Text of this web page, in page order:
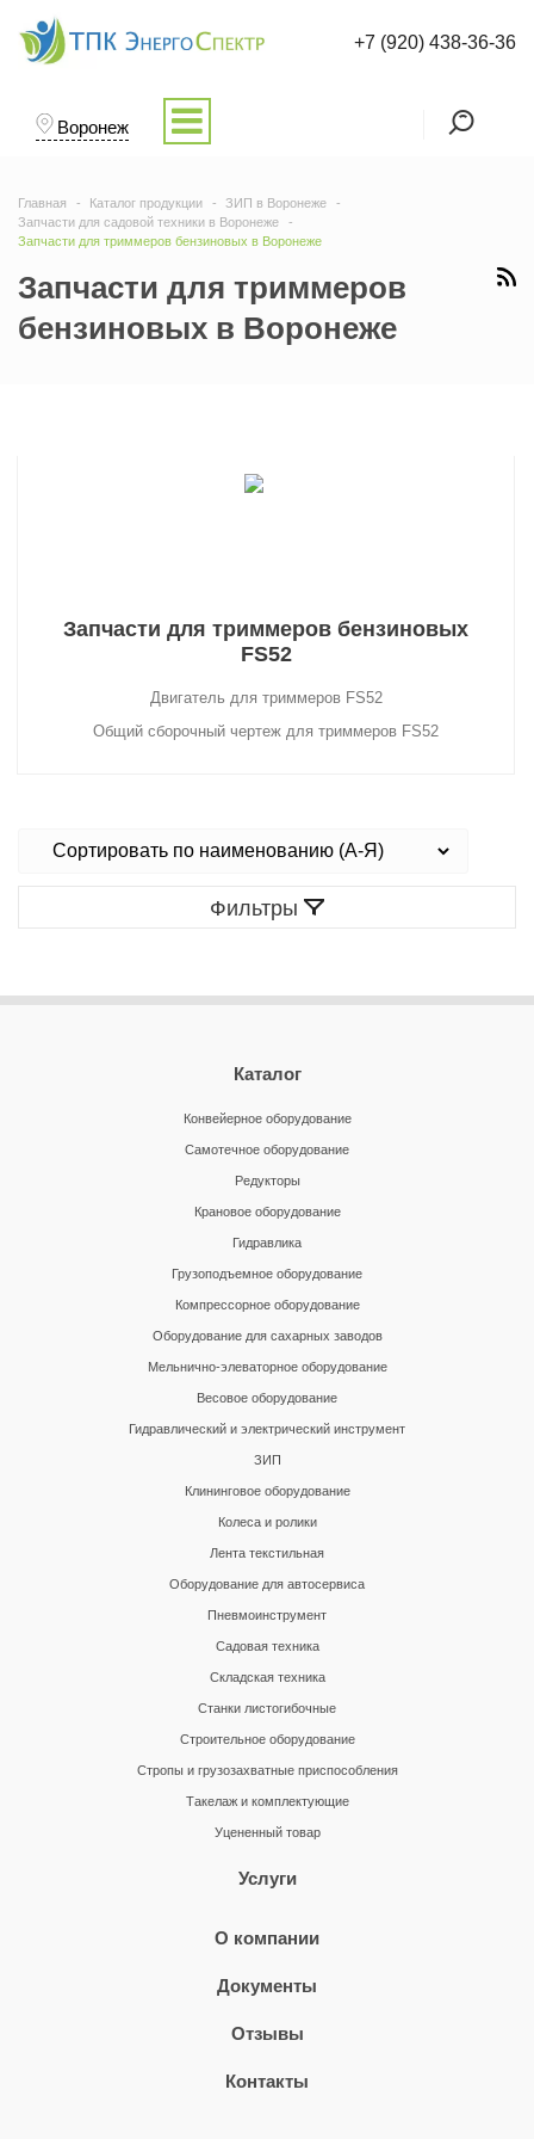
Воронеж
+7 (920) 438-36-36
Главная Каталог продукции
ЗИП в Воронеже
Запчасти для садовой техники в Воронеже
Запчасти для триммеров бензиновых в Воронеже
Запчасти для триммеров
бензиновых в Воронеже
Запчасти для триммеров бензиновых
FS52
Двигатель для триммеров FS52
Общий сборочный чертеж для триммеров FS52
Фильтры
Каталог
Конвейерное оборудование
Самотечное оборудование
Редукторы
Крановое оборудование
Гидравлика
Грузоподъемное оборудование
Компрессорное оборудование
Оборудование для сахарных заводов
Мельнично-элеваторное оборудование
Весовое оборудование
Гидравлический и электрический инструмент
ЗИП
Клининговое оборудование
Колеса и ролики
Лента текстильная
Оборудование для автосервиса
Пневмоинструмент
Садовая техника
Складская техника
Станки листогибочные
Строительное оборудование
Стропы и грузозахватные приспособления
Такелаж и комплектующие
Уцененный товар
Услуги
О компании
Документы
Отзывы
Контакты